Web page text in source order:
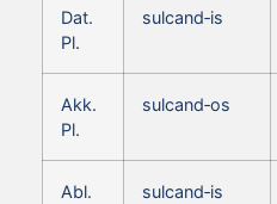
Dat.
Pl.
sulcand‑is
Akk.
Pl.
sulcand‑os
Abl.
sulcand‑is